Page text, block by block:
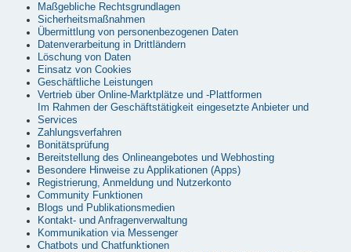
Maßgebliche Rechtsgrundlagen
Sicherheitsmaßnahmen
Übermittlung von personenbezogenen Daten
Datenverarbeitung in Drittländern
Löschung von Daten
Einsatz von Cookies
Geschäftliche Leistungen
Vertrieb über Online-Marktplätze und -Plattformen
Im Rahmen der Geschäftstätigkeit eingesetzte Anbieter und
Services
Zahlungsverfahren
Bonitätsprüfung
Bereitstellung des Onlineangebotes und Webhosting
Besondere Hinweise zu Applikationen (Apps)
Registrierung, Anmeldung und Nutzerkonto
Community Funktionen
Blogs und Publikationsmedien
Kontakt- und Anfragenverwaltung
Kommunikation via Messenger
Chatbots und Chatfunktionen